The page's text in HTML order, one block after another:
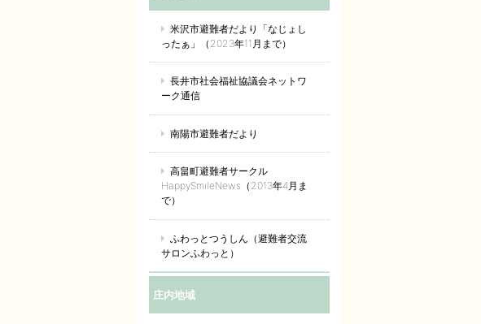
米沢市避難者だより「なじょし
ったぁ」（2023年11月まで）
長井市社会福祉協議会ネットワ
ーク通信
南陽市避難者だより
高畠町避難者サークル
HappySmileNews（2013年4月ま
で）
ふわっとつうしん（避難者交流
サロンふわっと）
庄内地域